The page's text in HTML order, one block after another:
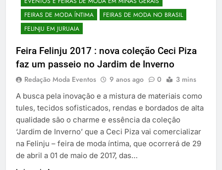
FEIRAS DE MODA ÍNTIMA
FEIRAS DE MODA NO BRASIL
FELINJU EM JURUAIA
Feira Felinju 2017 : nova coleção Ceci Piza
faz um passeio no Jardim de Inverno
Redação Moda Eventos 9 anos ago 0 3 mins
A busca pela inovação e a mistura de materiais como
tules, tecidos sofisticados, rendas e bordados de alta
qualidade são o charme e essência da coleção
‘Jardim de Inverno’ que a Ceci Piza vai comercializar
na Felinju – feira de moda íntima, que ocorrerá de 29
de abril a 01 de maio de 2017, das…